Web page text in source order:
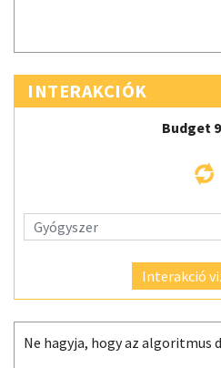
INTERAKCIÓK
Budget
Interakció
Ne hagyja, hogy az algoritmus